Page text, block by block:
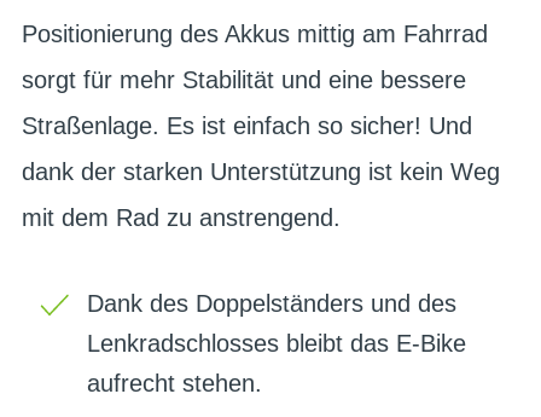
Positionierung des Akkus mittig am Fahrrad
sorgt für mehr Stabilität und eine bessere
Straßenlage. Es ist einfach so sicher! Und
dank der starken Unterstützung ist kein Weg
mit dem Rad zu anstrengend.
Dank des Doppelständers und des
Lenkradschlosses bleibt das E-Bike
aufrecht stehen.